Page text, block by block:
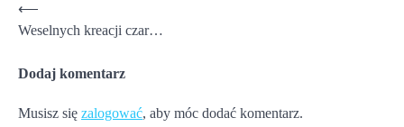
Nawigacja
wpisu
⟵
Weselnych kreacji czar…
Dodaj komentarz
Musisz się zalogować, aby móc dodać komentarz.